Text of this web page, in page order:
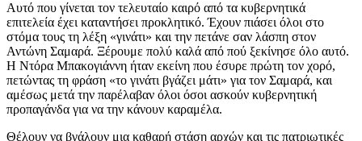
Αυτό που γίνεται τον τελευταίο καιρό από τα κυβερνητικά
επιτελεία έχει καταντήσει προκλητικό. Έχουν πιάσει όλοι στο
στόμα τους τη λέξη «γινάτι» και την πετάνε σαν λάσπη στον
Αντώνη Σαμαρά. Ξέρουμε πολύ καλά από πού ξεκίνησε όλο αυτό.
Η Ντόρα Μπακογιάννη ήταν εκείνη που έσυρε πρώτη τον χορό,
πετώντας τη φράση «το γινάτι βγάζει μάτι» για τον Σαμαρά, και
αμέσως μετά την παρέλαβαν όλοι όσοι ασκούν κυβερνητική
προπαγάνδα για να την κάνουν καραμέλα.
Θέλουν να βγάλουν μια καθαρή στάση αρχών και τις πατριωτικές